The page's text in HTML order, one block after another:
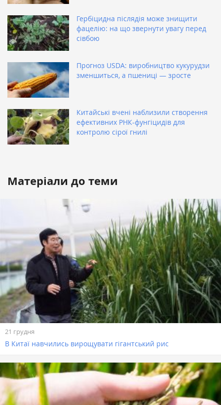
Гербіцидна післядія може знищити
фацелію: на що звернути увагу перед
сівбою
Прогноз USDA: виробництво кукурудзи
зменшиться, а пшениці — зросте
Китайські вчені наблизили створення
ефективних РНК-фунгіцидів для
контролю сірої гнилі
Матеріали до теми
21 грудня
В Китаї навчились вирощувати гігантський рис